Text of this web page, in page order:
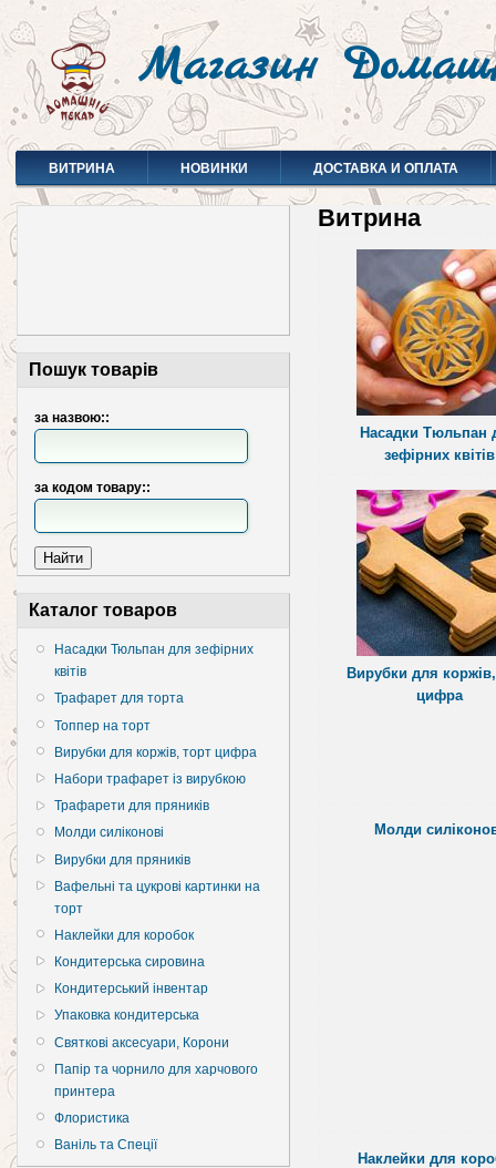
Магазин
ВИТРИНА НОВИНКИ ДОСТАВКА И ОПЛАТА
Пошук товарів
за назвою::
за кодом товару::
Каталог товаров
Насадки Тюльпан для зефірних
квітів
Трафарет для торта
Топпер на торт
Вирубки для коржів, торт цифра
Набори трафарет із вирубкою
Трафарети для пряників
Молди силіконові
Вирубки для пряників
Вафельні та цукрові картинки на
торт
Наклейки для коробок
Кондитерська сировина
Кондитерський інвентар
Упаковка кондитерська
Святкові аксесуари, Корони
Папір та чорнило для харчового
принтера
Флористика
Ваніль та Спеції
Витрина
Насадки Тюльпан
зефірних квітів
Вирубки для
цифра
Молди
Наклейки для